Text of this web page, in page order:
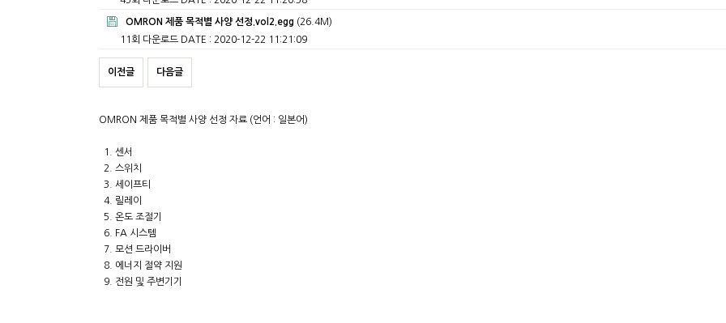
OMRON 제품 목적별 사양 선정.vol2.egg (26.4M)
11회 다운로드 DATE : 2020-12-22 11:21:09
이전글 다음글
OMRON 제품 목적별 사양 선정 자료 (언어 : 일본어)
1. 센서
2. 스위치
3. 세이프티
4. 릴레이
5. 온도 조절기
6. FA 시스템
7. 모션 드라이버
8. 에너지 절약 지원
9. 전원 및 주변기기